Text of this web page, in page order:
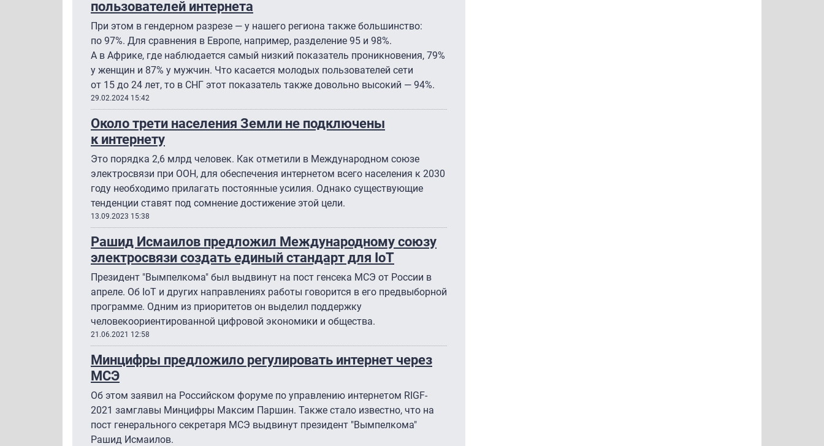
пользователей интернета
При этом в гендерном разрезе — у нашего региона также большинство:
по 97%. Для сравнения в Европе, например, разделение 95 и 98%.
А в Африке, где наблюдается самый низкий показатель проникновения, 79%
у женщин и 87% у мужчин. Что касается молодых пользователей сети
от 15 до 24 лет, то в СНГ этот показатель также довольно высокий — 94%.
29.02.2024 15:42
Около трети населения Земли не подключены
к интернету
Это порядка 2,6 млрд человек. Как отметили в Международном союзе
электросвязи при ООН, для обеспечения интернетом всего населения к 2030
году необходимо прилагать постоянные усилия. Однако существующие
тенденции ставят под сомнение достижение этой цели.
13.09.2023 15:38
Рашид Исмаилов предложил Международному союзу
электросвязи создать единый стандарт для IoT
Президент "Вымпелкома" был выдвинут на пост генсека МСЭ от России в
апреле. Об IoT и других направлениях работы говорится в его предвыборной
программе. Одним из приоритетов он выделил поддержку
человекоориентированной цифровой экономики и общества.
21.06.2021 12:58
Минцифры предложило регулировать интернет через
МСЭ
Об этом заявил на Российском форуме по управлению интернетом RIGF-
2021 замглавы Минцифры Максим Паршин. Также стало известно, что на
пост генерального секретаря МСЭ выдвинут президент "Вымпелкома"
Рашид Исмаилов.